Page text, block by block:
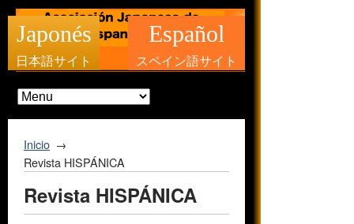
Japonés
日本語サイト
Español
スペイン語サイト
Inicio
Revista HISPÁNICA
Revista HISPÁNICA